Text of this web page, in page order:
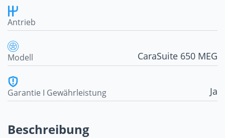
Antrieb
Modell CaraSuite 650 MEG
Garantie I Gewährleistung Ja
Beschreibung